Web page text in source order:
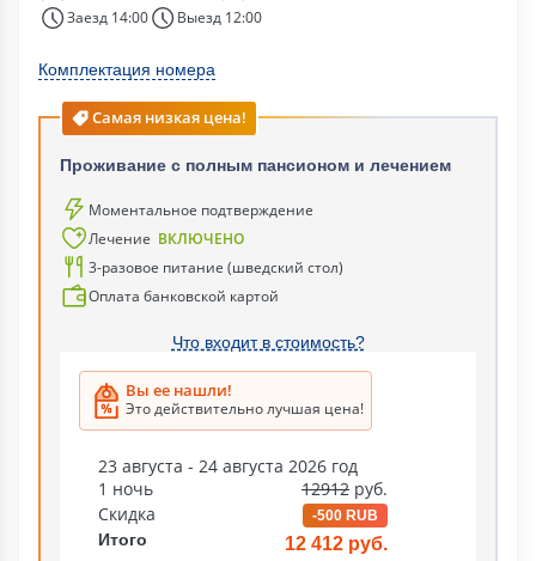
Заезд 14:00
Выезд 12:00
Комплектация номера
Самая низкая цена!
Проживание с полным пансионом и лечением
Моментальное подтверждение
Лечение ВКЛЮЧЕНО
3-разовое питание (шведский стол)
Оплата банковской картой
Что входит в стоимость?
Вы ее нашли!
Это действительно лучшая цена!
23 августа - 24 августа 2026 год
1 ночь
12912 руб.
Скидка
-500 RUB
Итого 12 412 руб.